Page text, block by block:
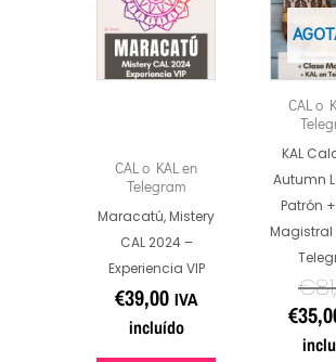
CAL o KAL en
Telegram
Maracatú, Mistery
CAL 2024 –
Experiencia VIP
€39,00 IVA
incluído
CAL o
KAL
Autumn
Patrón
Magistral
€
€